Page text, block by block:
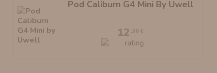
Pod Caliburn G4 Mini By Uwell
12 ,90 €